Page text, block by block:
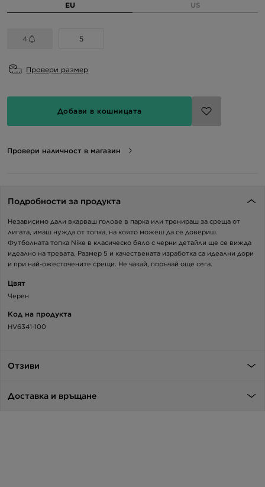
EU US
4 5
Провери размер
Добави в кошницата
Провери наличност в магазин
Подробности за продукта
Независимо дали вкарваш голове в парка или тренираш за среща от
лигата, имаш нужда от топка, на която можеш да се довериш.
Футболната топка Nike в класическо бяло с черни детайли ще се вижда
идеално на тревата. Размер 5 и качествената изработка са идеални дори
и при най-ожесточените срещи. Не чакай, поръчай още сега.
Цвят
Черен
Код на продукта
HV6341-100
Отзиви
Доставка и връщане